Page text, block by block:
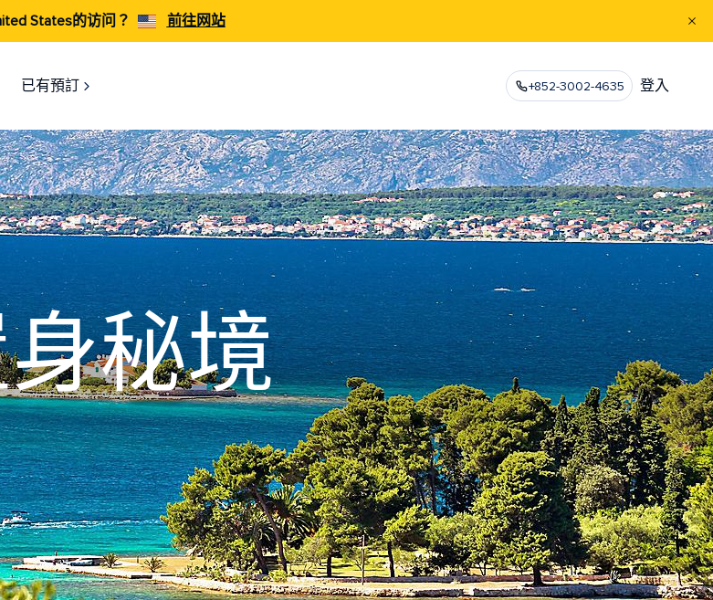
States的访问？ 前往网站
已有預訂 +852-3002-4635 登入
秘境